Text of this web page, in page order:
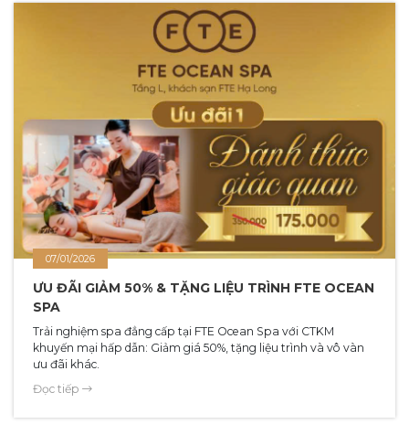
07/01/2026
ƯU ĐÃI GIẢM 50% & TẶNG LIỆU TRÌNH FTE OCEAN
SPA
Trải nghiệm spa đẳng cấp tại FTE Ocean Spa với CTKM
khuyến mại hấp dẫn: Giảm giá 50%, tặng liệu trình và vô vàn
ưu đãi khác.
Đọc tiếp